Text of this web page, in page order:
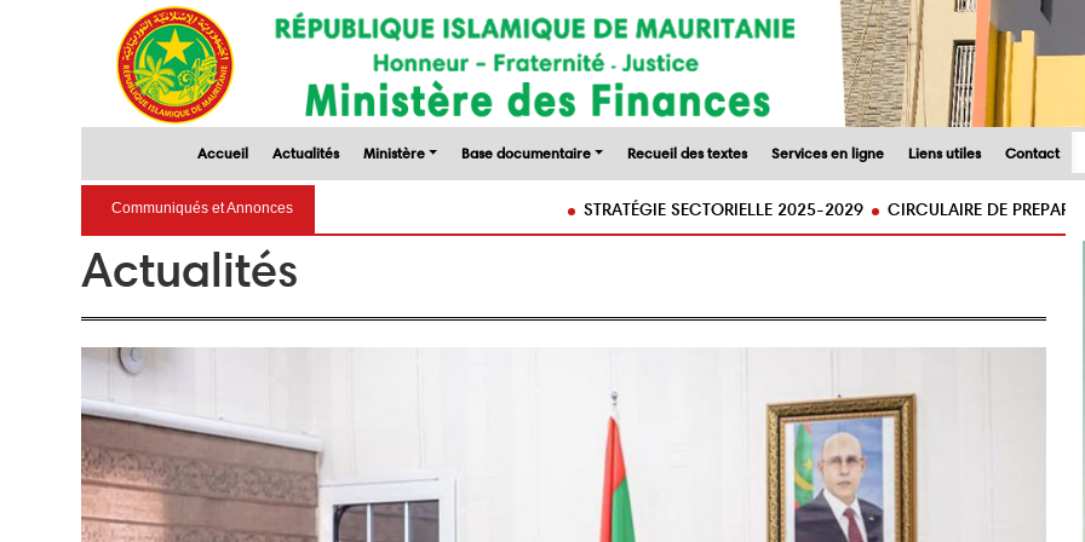
Accueil Actualités Ministère Base documentaire Recueil des textes Services en ligne Liens utiles Contact
Communiqués et Annonces STRATÉGIE SECTORIELLE 2025-2029 CIRCULAIRE DE PREPARATION DU
Actualités